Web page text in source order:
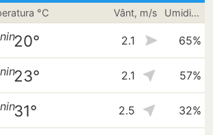
°C Vânt, m/s Umiditate
20° 2.1 65%
23° 2.1 57%
31° 2.5 32%